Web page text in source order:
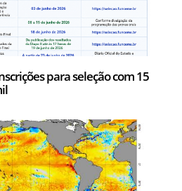
para seleção com 15